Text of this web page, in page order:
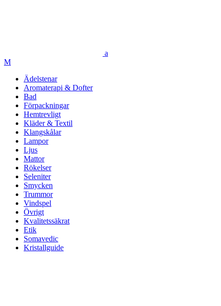
Ädelstenar
Aromaterapi & Dofter
Bad
Förpackningar
Hemtrevligt
Kläder & Textil
Klangskålar
Lampor
Ljus
Mattor
Rökelser
Seleniter
Smycken
Trummor
Vindspel
Övrigt
Kvalitetssäkrat
Etik
Somavedic
Kristallguide